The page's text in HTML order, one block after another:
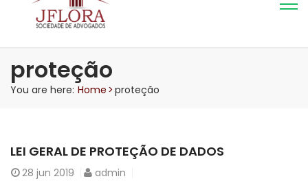
proteção
You are here: Home >proteção
LEI GERAL DE PROTEÇÃO DE DADOS
28 jun 2019
admin